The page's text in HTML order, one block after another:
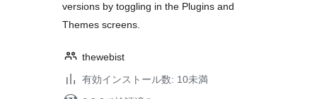
versions by toggling in the Plugins and
Themes screens.
thewebist
有効インストール数: 10未満